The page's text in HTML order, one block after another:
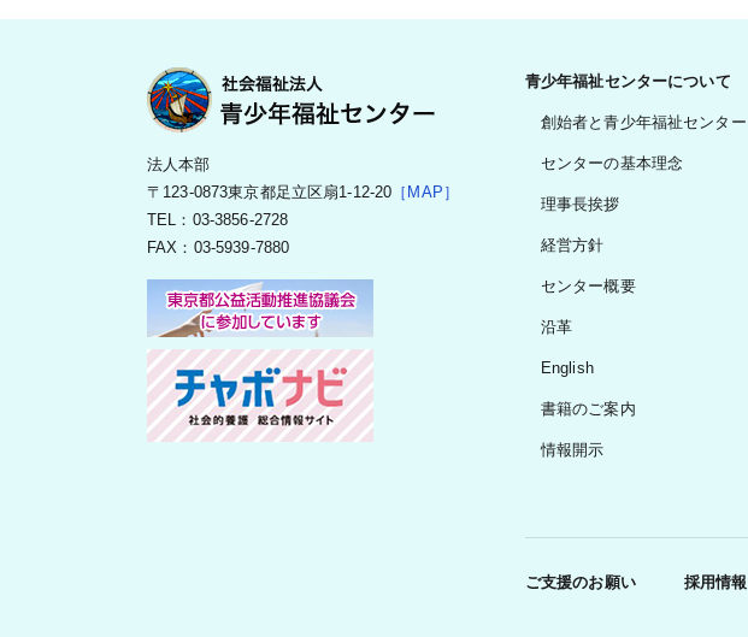
法人本部
〒123-0873東京都足立区扇1-12-20 ［MAP］
TEL：03-3856-2728
FAX：03-5939-7880
青少年福祉センターについて
創始者と青少年福祉センター
センターの基本理念
理事長挨拶
経営方針
センター概要
沿革
English
書籍のご案内
情報開示
ご支援のお願い 採用情報